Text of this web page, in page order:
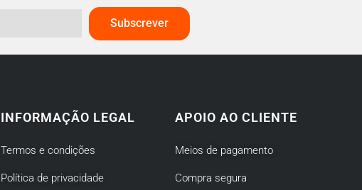
Subscrever
INFORMAÇÃO LEGAL
Termos e condições
Política de privacidade
APOIO AO CLIENTE
Meios de pagamento
Compra segura